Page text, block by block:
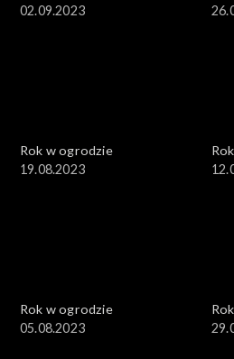
02.09.2023
Rok w ogrodzie
19.08.2023
Rok w ogrodzie
05.08.2023